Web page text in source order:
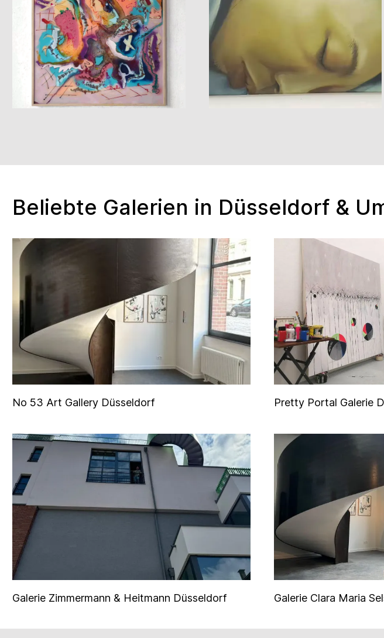
Beliebte Galerien in Düsseldorf &
No 53 Art Gallery Düsseldorf Pretty Portal Galerie
Galerie Zimmermann & Heitmann Düsseldorf Galerie Clara Maria